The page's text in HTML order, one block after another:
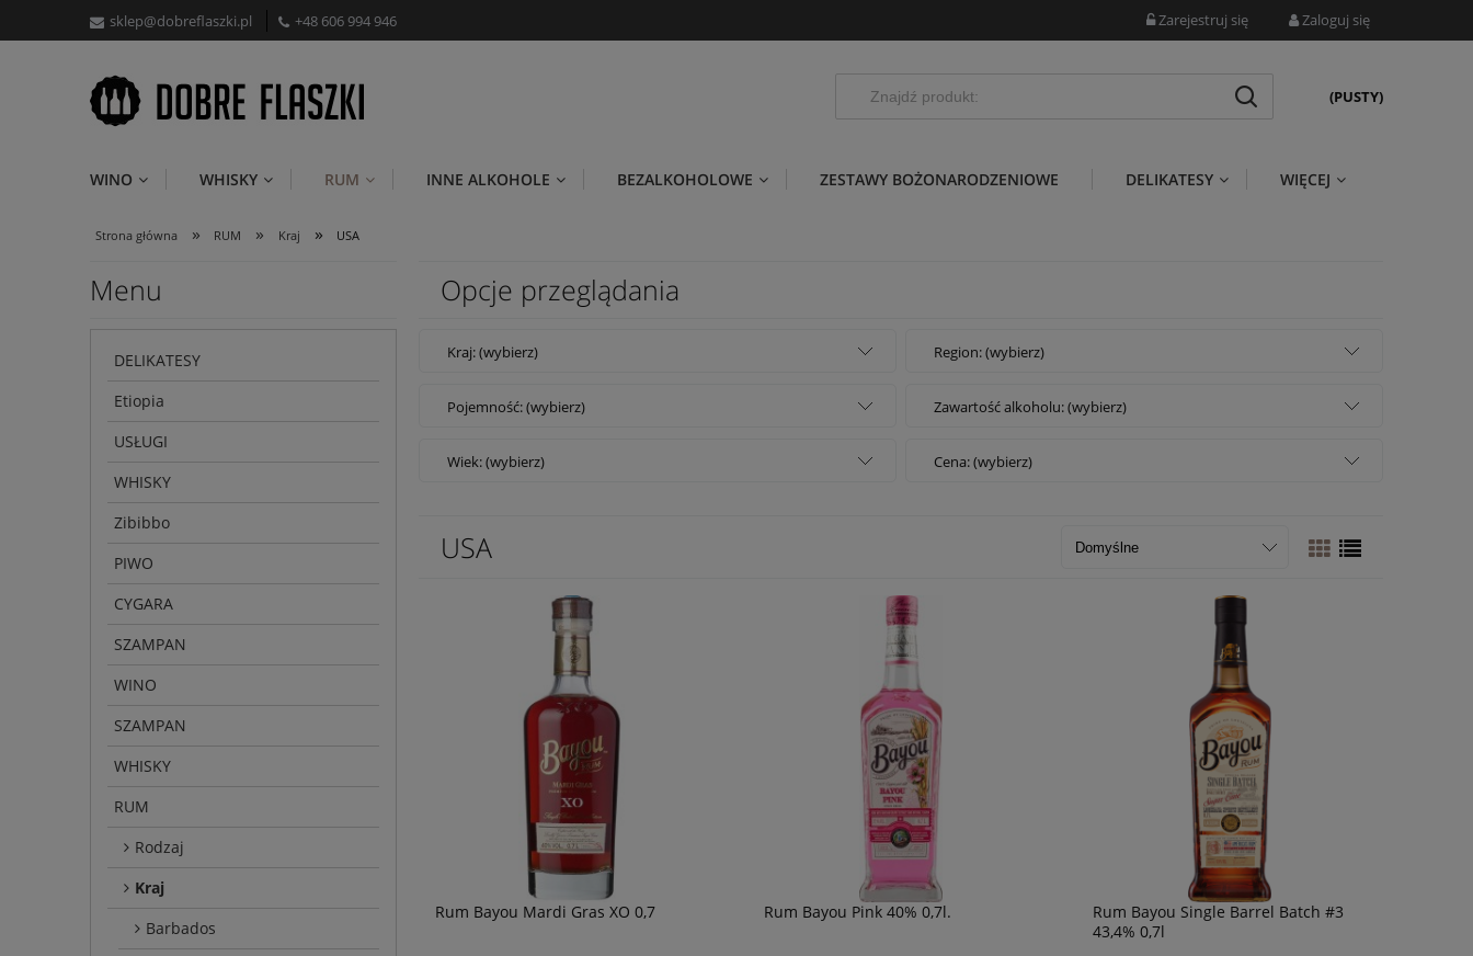
sklep@dobreflaszki.pl +48 606 994 946 Zarejestruj się Zaloguj się
(PUSTY)
WINO WHISKY RUM INNE ALKOHOLE BEZALKOHOLOWE ZESTAWY BOŻONARODZENIOWE DELIKATESY WIĘCEJ
Strona główna » RUM » Kraj » USA
Menu
DELIKATESY
Etiopia
USŁUGI
WHISKY
Zibibbo
PIWO
CYGARA
SZAMPAN
WINO
SZAMPAN
WHISKY
RUM
Rodzaj
Kraj
Barbados
Opcje przeglądania
Kraj: (wybierz) Region: (wybierz)
Pojemność: (wybierz) Zawartość alkoholu: (wybierz)
Wiek: (wybierz) Cena: (wybierz)
USA
Rum Bayou Mardi Gras XO 0,7 Rum Bayou Pink 40% 0,7l.
Rum Bayou Single Barrel Batch #3
43,4% 0,7l